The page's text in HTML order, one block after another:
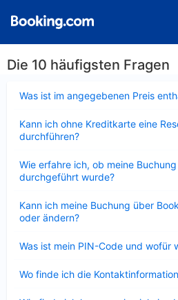
Die 10 häufigsten Fragen
Was ist im angegebenen Preis
Kann ich ohne Kreditkarte eine
durchführen?
Wie erfahre ich, ob meine
durchgeführt wurde?
Kann ich meine Buchung über
oder ändern?
Was ist mein PIN-Code und wofür
Wo finde ich die